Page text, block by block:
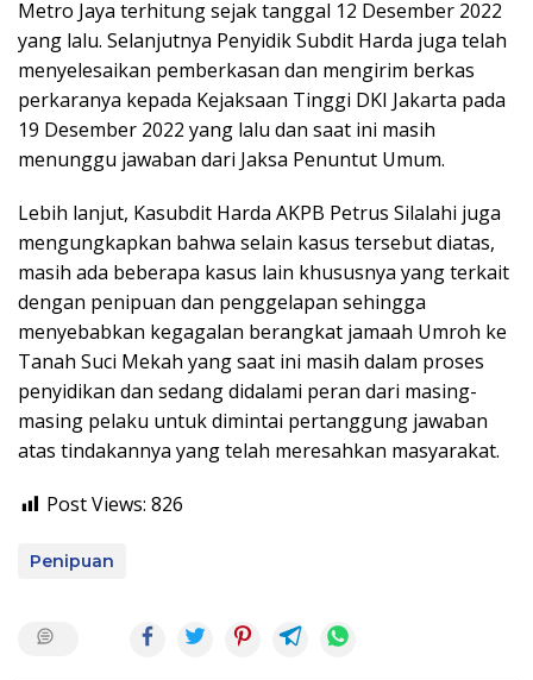
Metro Jaya terhitung sejak tanggal 12 Desember 2022
yang lalu. Selanjutnya Penyidik Subdit Harda juga telah
menyelesaikan pemberkasan dan mengirim berkas
perkaranya kepada Kejaksaan Tinggi DKI Jakarta pada
19 Desember 2022 yang lalu dan saat ini masih
menunggu jawaban dari Jaksa Penuntut Umum.
Lebih lanjut, Kasubdit Harda AKPB Petrus Silalahi juga
mengungkapkan bahwa selain kasus tersebut diatas,
masih ada beberapa kasus lain khususnya yang terkait
dengan penipuan dan penggelapan sehingga
menyebabkan kegagalan berangkat jamaah Umroh ke
Tanah Suci Mekah yang saat ini masih dalam proses
penyidikan dan sedang didalami peran dari masing-
masing pelaku untuk dimintai pertanggung jawaban
atas tindakannya yang telah meresahkan masyarakat.
Post Views: 826
Penipuan